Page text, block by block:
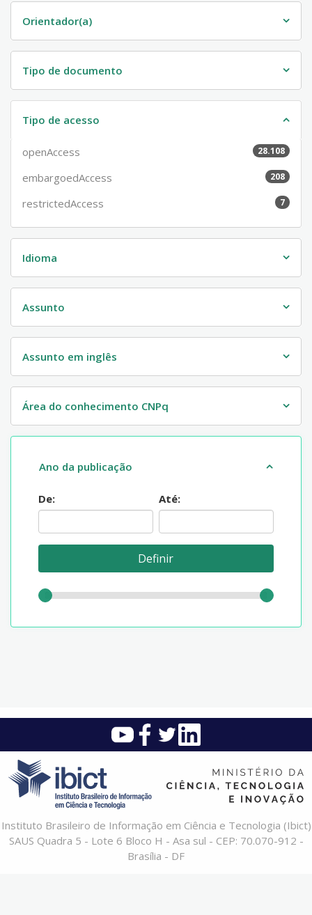
Orientador(a)
Tipo de documento
Tipo de acesso
openAccess 28.108
embargoedAccess 208
restrictedAccess 7
Idioma
Assunto
Assunto em inglês
Área do conhecimento CNPq
Ano da publicação
De: Até:
Instituto Brasileiro de Informação em Ciência e Tecnologia (Ibict)
SAUS Quadra 5 - Lote 6 Bloco H - Asa sul - CEP: 70.070-912 -
Brasília - DF